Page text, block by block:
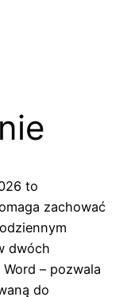
to
zachować
dwóch
– pozwala
do